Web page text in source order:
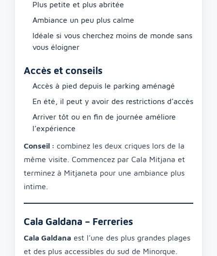
Plus petite et plus abritée
Ambiance un peu plus calme
Idéale si vous cherchez moins de monde sans
vous éloigner
Accès et conseils
Accès à pied depuis le parking aménagé
En été, il peut y avoir des restrictions d’accès
Arriver tôt ou en fin de journée améliore
l’expérience
Conseil : combinez les deux criques lors de la
même visite. Commencez par Cala Mitjana et
terminez à Mitjaneta pour une ambiance plus
intime.
Cala Galdana – Ferreries
Cala Galdana est l’une des plus grandes plages
et des plus accessibles du sud de Minorque.